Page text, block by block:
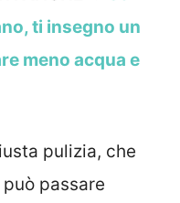
ti insegno un
meno acqua e
pulizia, che
passare